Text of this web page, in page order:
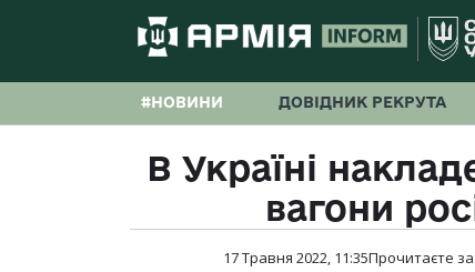
#НОВИНИ ДОВІДНИК РЕКРУТА
В Україні
вагони
17 Травня 2022, 11:35Прочитаєте за: